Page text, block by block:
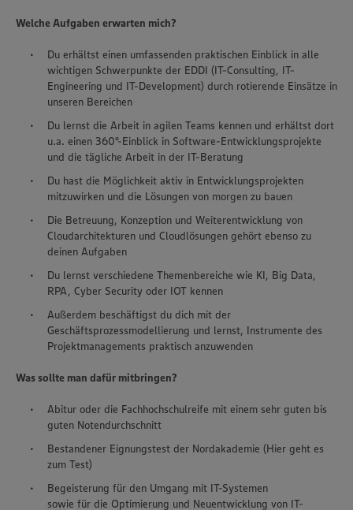
Welche Aufgaben erwarten mich?
Du erhältst einen umfassenden praktischen Einblick in alle
wichtigen Schwerpunkte der EDDI (IT-Consulting, IT-
Engineering und IT-Development) durch rotierende Einsätze in
unseren Bereichen
Du lernst die Arbeit in agilen Teams kennen und erhältst dort
u.a. einen 360°-Einblick in Software-Entwicklungsprojekte
und die tägliche Arbeit in der IT-Beratung
Du hast die Möglichkeit aktiv in Entwicklungsprojekten
mitzuwirken und die Lösungen von morgen zu bauen
Die Betreuung, Konzeption und Weiterentwicklung von
Cloudarchitekturen und Cloudlösungen gehört ebenso zu
deinen Aufgaben
Du lernst verschiedene Themenbereiche wie KI, Big Data,
RPA, Cyber Security oder IOT kennen
Außerdem beschäftigst du dich mit der
Geschäftsprozessmodellierung und lernst, Instrumente des
Projektmanagements praktisch anzuwenden
Was sollte man dafür mitbringen?
Abitur oder die Fachhochschulreife mit einem sehr guten bis
guten Notendurchschnitt
Bestandener Eignungstest der Nordakademie (Hier geht es
zum Test)
Begeisterung für den Umgang mit IT-Systemen
sowie für die Optimierung und Neuentwicklung von IT-